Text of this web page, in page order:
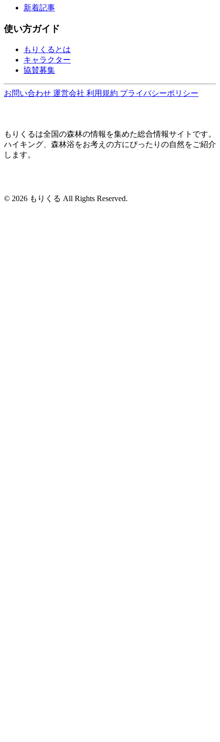
新着記事
使い方ガイド
もりくるとは
キャラクター
協賛募集
お問い合わせ 運営会社 利用規約 プライバシーポリシー
もりくるは全国の森林の情報を集めた総合情報サイトです。
ハイキング、森林浴をお考えの方にぴったりの自然をご紹介
します。
© 2026 もりくる All Rights Reserved.